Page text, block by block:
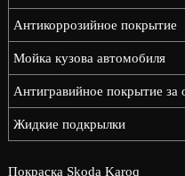
Антикоррозийное покрытие
Мойка кузова автомобиля
Антигравийное покрытие за
Жидкие подкрылки
Покраска Skoda Karoq